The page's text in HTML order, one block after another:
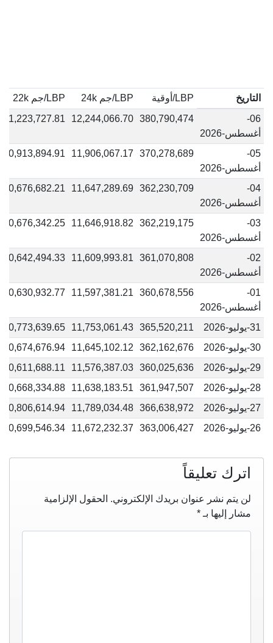
التاريخ LBP/أوقية LBP/جم 24k
LBP/جم 22k
06-
أغسطس-2026
380,790,474
12,244,066.70
11,223,727.81
05-
أغسطس-2026
370,278,689
11,906,067.17
10,913,894.91
04-
أغسطس-2026
362,230,709
11,647,289.69
10,676,682.21
03-
أغسطس-2026
362,219,175
11,646,918.82
10,676,342.25
02-
أغسطس-2026
361,070,808
11,609,993.81
10,642,494.33
01-
أغسطس-2026
360,678,556
11,597,381.21
10,630,932.77
31-يوليو-2026 365,520,211
11,753,061.43
10,773,639.65
30-يوليو-2026
362,162,676
11,645,102.12
10,674,676.94
29-يوليو-2026
360,025,636
11,576,387.03
10,611,688.11
28-يوليو-2026
361,947,507
11,638,183.51
10,668,334.88
27-يوليو-2026
366,638,972
11,789,034.48
10,806,614.94
26-يوليو-2026
363,006,427
11,672,232.37
10,699,546.34
اترك تعليقاً
لن يتم نشر عنوان بريدك الإلكتروني. الحقول الإلزامية
مشار إليها بـ *